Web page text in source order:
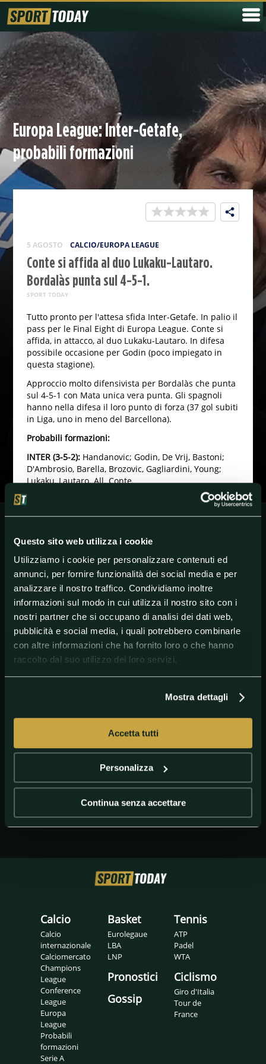
Questo sito web utilizza i cookie
Utilizziamo i cookie per personalizzare contenuti ed
annunci, per fornire funzionalità dei social media e per
analizzare il nostro traffico. Condividiamo inoltre
informazioni sul modo in cui utilizza il nostro sito con i
nostri partner che si occupano di analisi dei dati web,
pubblicità e social media, i quali potrebbero combinarle
con altre informazioni che ha fornito loro o che hanno
raccolto dal suo utilizzo dei loro servizi.
Mostra dettagli
Accetta tutti
Personalizza
Continua senza accettare
Europa League: Inter-Getafe,
probabili formazioni
5 AGOSTO CALCIO/EUROPA LEAGUE
Conte si affida al duo Lukaku-Lautaro.
Bordalàs punta sul 4-5-1.
SPORT TODAY
Tutto pronto per l'attesa sfida Inter-Getafe. In palio il
pass per le Final Eight di Europa League. Conte si
affida, in attacco, al duo Lukaku-Lautaro. In difesa
possibile occasione per Godin (poco impiegato in
questa stagione).
Approccio molto difensivista per Bordalàs che punta
sul 4-5-1 con Mata unica vera punta. Gli spagnoli
hanno nella difesa il loro punto di forza (37 gol subiti
in Liga, uno in meno del Barcellona).
Probabili formazioni:
INTER (3-5-2): Handanovic; Godin, De Vrij, Bastoni;
D'Ambrosio, Barella, Brozovic, Gagliardini, Young;
Lukaku, Lautaro. All. Conte.
GETAFE (4-5-1):
David Soria; Damian Suarez, Djené,
Etxeita, Olivera; Nyom, Maksimovic, Arambarri, Timor,
#A.Conte #AntonioConte #Europe
#Inter
#UEFAEuropaLeague
Calcio
Calcio
internazionale
Calciomercato
Champions
League
Conference
League
Europa
League
Probabili
formazioni
Serie A
Basket
Eurolegaue
LBA
LNP
Pronostici
Gossip
Tennis
ATP
Padel
WTA
Ciclismo
Giro d'Italia
Tour de
France